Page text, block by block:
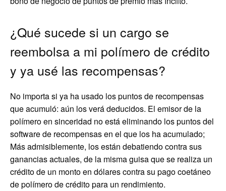
¿Qué sucede si un cargo se
reembolsa a mi polímero de crédito
y ya usé las recompensas?
No importa si ya ha usado los puntos de recompensas
que acumuló: aún los verá deducidos. El emisor de la
polímero en sinceridad no está eliminando los puntos del
software de recompensas en el que los ha acumulado;
Más admisiblemente, los están debatiendo contra sus
ganancias actuales, de la misma guisa que se realiza un
crédito de un monto en dólares contra su pago coetáneo
de polímero de crédito para un rendimiento.